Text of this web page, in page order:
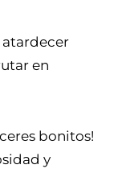
en
bonitos!
y